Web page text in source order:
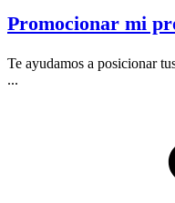
Promocionar mi
Te ayudamos a posicionar
...